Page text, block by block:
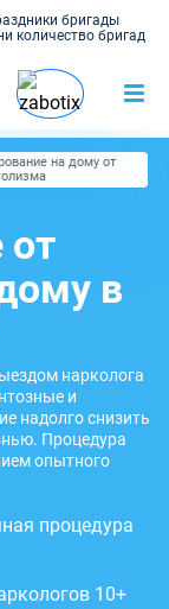
бригады
количество бригад
на дому от
от
в
нарколога
и
надолго снизить
Процедура
опытного
процедура
10+